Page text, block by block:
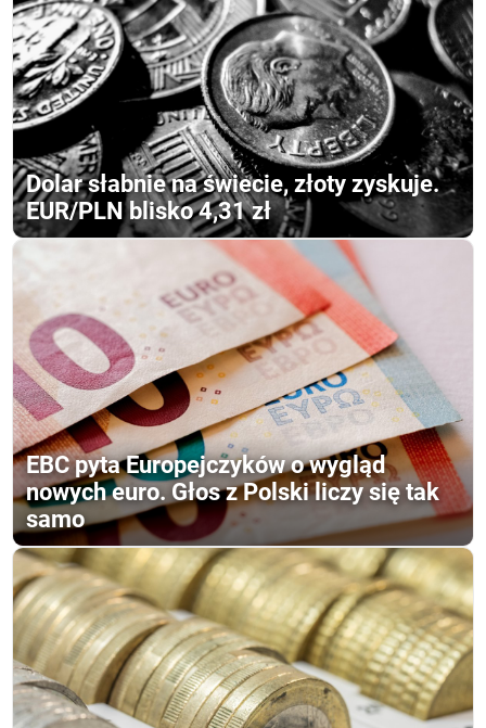
Dolar słabnie na świecie, złoty zyskuje.
EUR/PLN blisko 4,31 zł
EBC pyta Europejczyków o wygląd
nowych euro. Głos z Polski liczy się tak
samo